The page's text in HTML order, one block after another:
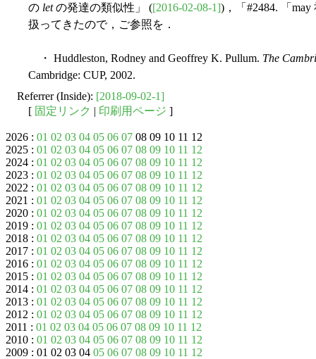
の letの発達の類似性」 ([2016-02-08-1])，「#2484. 「
扱ってきたので，ご参照を．
・ Huddleston, Rodney and Geoffrey K. Pullum. The
Cambridge: CUP, 2002.
Referrer (Inside): [2018-09-02-1]
[ 固定リンク | 印刷用ページ ]
2026 : 01 02 03 04 05 06 07 08 09 10 11 12
2025 : 01 02 03 04 05 06 07 08 09 10 11 12
2024 : 01 02 03 04 05 06 07 08 09 10 11 12
2023 : 01 02 03 04 05 06 07 08 09 10 11 12
2022 : 01 02 03 04 05 06 07 08 09 10 11 12
2021 : 01 02 03 04 05 06 07 08 09 10 11 12
2020 : 01 02 03 04 05 06 07 08 09 10 11 12
2019 : 01 02 03 04 05 06 07 08 09 10 11 12
2018 : 01 02 03 04 05 06 07 08 09 10 11 12
2017 : 01 02 03 04 05 06 07 08 09 10 11 12
2016 : 01 02 03 04 05 06 07 08 09 10 11 12
2015 : 01 02 03 04 05 06 07 08 09 10 11 12
2014 : 01 02 03 04 05 06 07 08 09 10 11 12
2013 : 01 02 03 04 05 06 07 08 09 10 11 12
2012 : 01 02 03 04 05 06 07 08 09 10 11 12
2011 : 01 02 03 04 05 06 07 08 09 10 11 12
2010 : 01 02 03 04 05 06 07 08 09 10 11 12
2009 : 01 02 03 04 05 06 07 08 09 10 11 12